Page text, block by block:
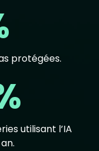
protégées.
utilisant l’IA